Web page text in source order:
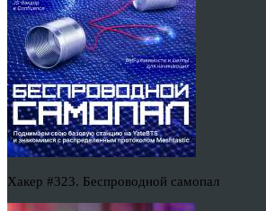
Хакер #323. Беспроводной самопал